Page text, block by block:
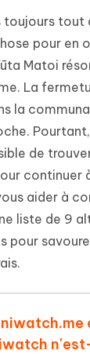
toujours
pour en
Matoi
La
la
Pourtant,
de
continuer
aider à
liste de 9
pour